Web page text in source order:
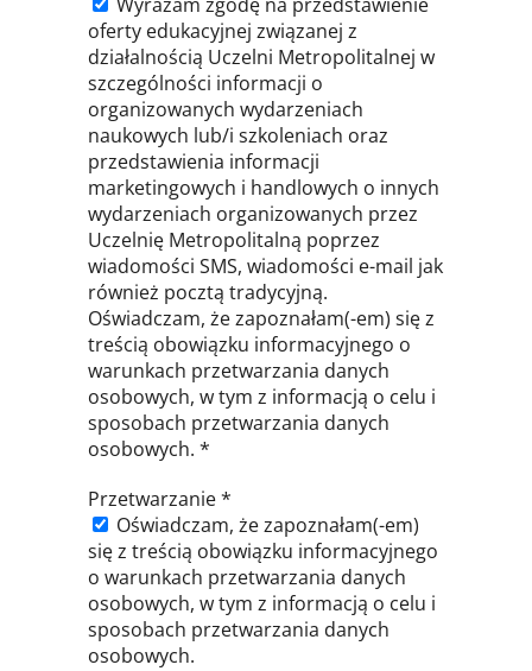
oferty edukacyjnej związanej z
działalnością Uczelni Metropolitalnej w
szczególności informacji o
organizowanych wydarzeniach
naukowych lub/i szkoleniach oraz
przedstawienia informacji
marketingowych i handlowych o innych
wydarzeniach organizowanych przez
Uczelnię Metropolitalną poprzez
wiadomości SMS, wiadomości e-mail jak
również pocztą tradycyjną.
Oświadczam, że zapoznałam(-em) się z
treścią obowiązku informacyjnego o
warunkach przetwarzania danych
osobowych, w tym z informacją o celu i
sposobach przetwarzania danych
osobowych. *
Przetwarzanie*
Oświadczam, że zapoznałam(-em)
się z treścią obowiązku informacyjnego
o warunkach przetwarzania danych
osobowych, w tym z informacją o celu i
sposobach przetwarzania danych
osobowych.